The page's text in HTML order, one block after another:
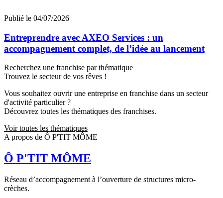
Publié le 04/07/2026
Entreprendre avec AXEO Services : un
accompagnement complet, de l’idée au lancement
Recherchez une franchise par thématique
Trouvez le secteur de vos rêves !
Vous souhaitez ouvrir une entreprise en franchise dans un secteur
d'activité particulier ?
Découvrez toutes les thématiques des franchises.
Voir toutes les thématiques
A propos de Ô P'TIT MÔME
Ô P'TIT MÔME
Réseau d’accompagnement à l’ouverture de structures micro-
crèches.